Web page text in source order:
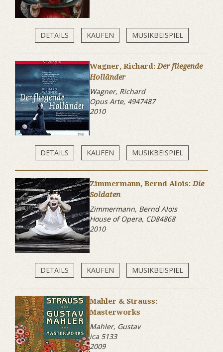
DETAILS KAUFEN MUSIKBEISPIEL
Wagner, Richard:Der fliegende
Holländer
Wagner, Richard
Opus Arte, 4947487
2010
DETAILS KAUFEN MUSIKBEISPIEL
Zimmermann, Bernd Alois:Die
Soldaten
Zimmermann, Bernd Alois
House of Opera, CD84868
2010
DETAILS KAUFEN MUSIKBEISPIEL
Mahler & Strauss:
Masterworks
Mahler, Gustav
ica 5133
2009